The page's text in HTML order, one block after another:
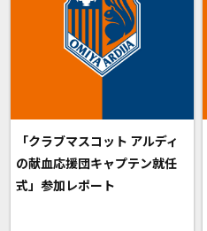
「クラブマスコット アルディ
の献血応援団キャプテン就任
式」参加レポート